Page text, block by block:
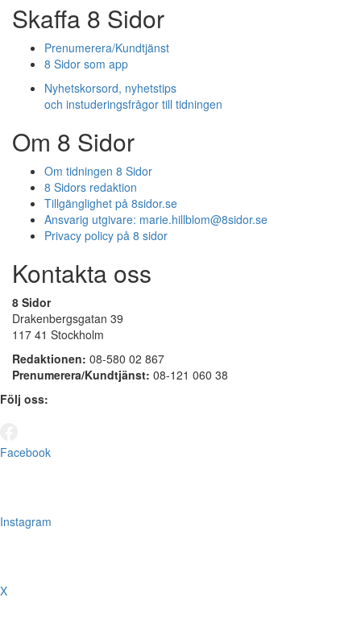
Skaffa 8 Sidor
Prenumerera/Kundtjänst
8 Sidor som app
Nyhetskorsord, nyhetstips
och instuderingsfrågor till tidningen
Om 8 Sidor
Om tidningen 8 Sidor
8 Sidors redaktion
Tillgänglighet på 8sidor.se
Ansvarig utgivare: marie.hillblom@8sidor.se
Privacy policy på 8 sidor
Kontakta oss
8 Sidor
Drakenbergsgatan 39
117 41 Stockholm
Redaktionen: 08-580 02 867
Prenumerera/Kundtjänst: 08-121 060 38
Följ oss:
Facebook
Instagram
X